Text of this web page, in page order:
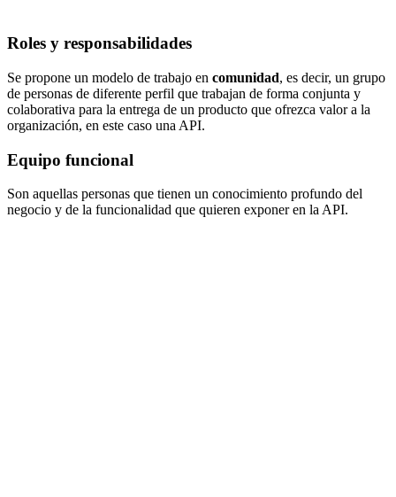
Roles y responsabilidades
Se propone un modelo de trabajo en comunidad, es decir, un grupo
de personas de diferente perfil que trabajan de forma conjunta y
colaborativa para la entrega de un producto que ofrezca valor a la
organización, en este caso una API.
Equipo funcional
Son aquellas personas que tienen un conocimiento profundo del
negocio y de la funcionalidad que quieren exponer en la API.